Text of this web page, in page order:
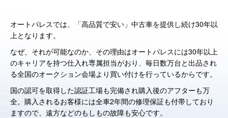
オートパレスでは、「高品質で安い」中古車を提供し続け30年以
上となります。
なぜ、それが可能なのか、その理由はオートパレスには30年以上
のキャリアを持つ仕入れ専属担当がおり、毎日数万台と出品され
る全国のオークション会場より買い付けを行っているからです。
国の認可を取得した認証工場も完備され購入後のアフターも万
全。購入されるお客様には全車2年間の修理保証も付帯しており
ますので、遠方などのもしもの故障も安心です。